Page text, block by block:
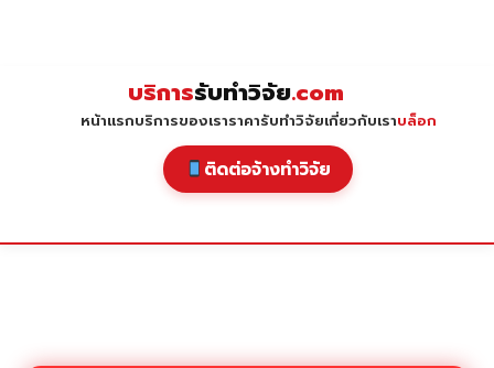
บริการรับทำวิจัย.com
หน้าแรกบริการของเราราคารับทำวิจัยเกี่ยวกับเราบล็อก
ติดต่อจ้างทำวิจัย